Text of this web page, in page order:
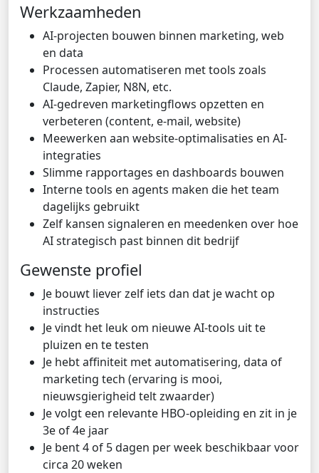
Werkzaamheden
AI-projecten bouwen binnen marketing, web
en data
Processen automatiseren met tools zoals
Claude, Zapier, N8N, etc.
AI-gedreven marketingflows opzetten en
verbeteren (content, e-mail, website)
Meewerken aan website-optimalisaties en AI-
integraties
Slimme rapportages en dashboards bouwen
Interne tools en agents maken die het team
dagelijks gebruikt
Zelf kansen signaleren en meedenken over hoe
AI strategisch past binnen dit bedrijf
Gewenste profiel
Je bouwt liever zelf iets dan dat je wacht op
instructies
Je vindt het leuk om nieuwe AI-tools uit te
pluizen en te testen
Je hebt affiniteit met automatisering, data of
marketing tech (ervaring is mooi,
nieuwsgierigheid telt zwaarder)
Je volgt een relevante HBO-opleiding en zit in je
3e of 4e jaar
Je bent 4 of 5 dagen per week beschikbaar voor
circa 20 weken